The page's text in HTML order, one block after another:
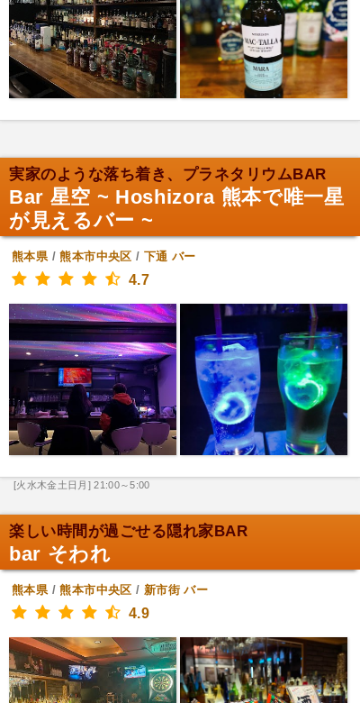
実家のような落ち着き、プラネタリウムBAR
Bar 星空 ~ Hoshizora 熊本で唯一星
が見えるバー ~
熊本県/熊本市中央区 / 下通 バー
4.7
[火水木金土日月] 21:00～5:00
楽しい時間が過ごせる隠れ家BAR
bar そわれ
熊本県/熊本市中央区 / 新市街 バー
4.9